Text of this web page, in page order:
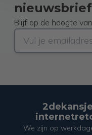
nieuwsbrief
Blijf op de hoogte
We zijn op